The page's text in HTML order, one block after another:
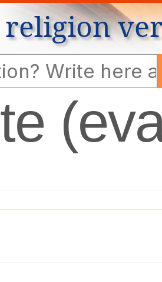
religion